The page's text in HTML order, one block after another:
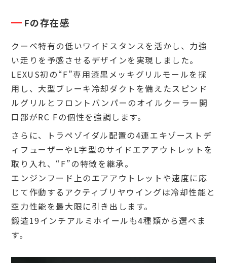
Fの存在感
クーペ特有の低いワイドスタンスを活かし、力強
い走りを予感させるデザインを実現しました。
LEXUS初の“F”専用漆黒メッキグリルモールを採
用し、大型ブレーキ冷却ダクトを備えたスピンド
ルグリルとフロントバンパーのオイルクーラー開
口部がRC Fの個性を強調します。
さらに、トラペゾイダル配置の4連エキゾーストデ
ィフューザーやL字型のサイドエアアウトレットを
取り入れ、“F”の特徴を継承。
エンジンフード上のエアアウトレットや速度に応
じて作動するアクティブリヤウイングは冷却性能と
空力性能を最大限に引き出します。
鍛造19インチアルミホイールも4種類から選べま
す。